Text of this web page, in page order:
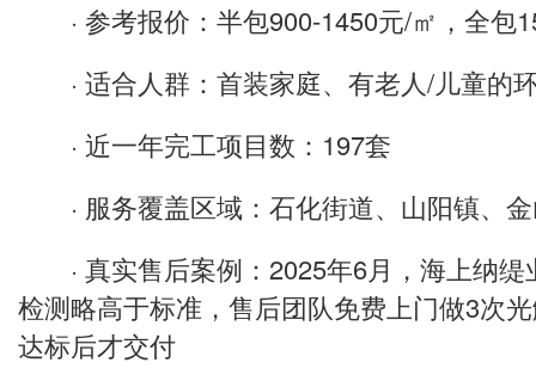
· 参考报价：半包900-1450元/㎡，全包
· 适合人群：首装家庭、有老人/儿童的
· 近一年完工项目数：197套
· 服务覆盖区域：石化街道、山阳镇、
· 真实售后案例：2025年6月，海上纳缇
检测略高于标准，售后团队免费上门做3次
达标后才交付